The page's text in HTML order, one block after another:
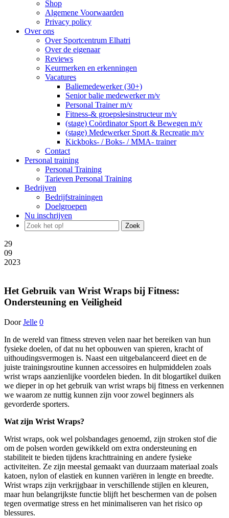
Shop
Algemene Voorwaarden
Privacy policy
Over ons
Over Sportcentrum Elhatri
Over de eigenaar
Reviews
Keurmerken en erkenningen
Vacatures
Baliemedewerker (30+)
Senior balie medewerker m/v
Personal Trainer m/v
Fitness-& groepslesinstructeur m/v
(stage) Coördinator Sport & Bewegen m/v
(stage) Medewerker Sport & Recreatie m/v
Kickboks- / Boks- / MMA- trainer
Contact
Personal training
Personal Training
Tarieven Personal Training
Bedrijven
Bedrijfstrainingen
Doelgroepen
Nu inschrijven
Zoek
29
09
2023
Het Gebruik van Wrist Wraps bij Fitness:
Ondersteuning en Veiligheid
DoorJelle 0
In de wereld van fitness streven velen naar het bereiken van hun
fysieke doelen, of dat nu het opbouwen van spieren, kracht of
uithoudingsvermogen is. Naast een uitgebalanceerd dieet en de
juiste trainingsroutine kunnen accessoires en hulpmiddelen zoals
wrist wraps aanzienlijke voordelen bieden. In dit blogartikel duiken
we dieper in op het gebruik van wrist wraps bij fitness en verkennen
we waarom ze nuttig kunnen zijn voor zowel beginners als
gevorderde sporters.
Wat zijn Wrist Wraps?
Wrist wraps, ook wel polsbandages genoemd, zijn stroken stof die
om de polsen worden gewikkeld om extra ondersteuning en
stabiliteit te bieden tijdens krachttraining en andere fysieke
activiteiten. Ze zijn meestal gemaakt van duurzaam materiaal zoals
katoen, nylon of elastiek en kunnen variëren in lengte en breedte.
Wrist wraps zijn verkrijgbaar in verschillende stijlen en kleuren,
maar hun belangrijkste functie blijft het beschermen van de polsen
tegen overmatige stress en het minimaliseren van het risico op
blessures.